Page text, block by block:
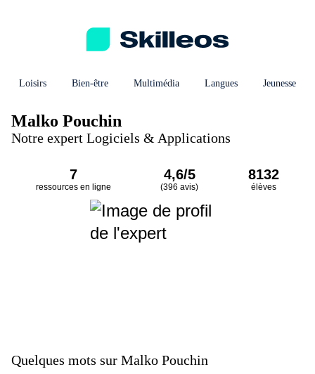
Loisirs Bien-être Multimédia Langues Jeunesse
Malko Pouchin
Notre expert Logiciels & Applications
7
ressources en ligne
4,6/5
(396 avis)
8132
élèves
Quelques mots sur Malko Pouchin